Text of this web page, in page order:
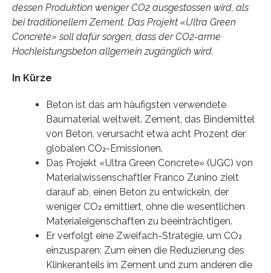
dessen Produktion weniger CO2 ausgestossen wird, als
bei traditionellem Zement. Das Projekt «Ultra Green
Concrete» soll dafür sorgen, dass der CO2-​arme
Hochleistungsbeton allgemein zugänglich wird.
In Kürze
Beton ist das am häufigsten verwendete
Baumaterial weltweit. Zement, das Bindemittel
von Beton, verursacht etwa acht Prozent der
globalen CO₂-Emissionen.
Das Projekt «Ultra Green Concrete» (UGC) von
Materialwissenschaftler Franco Zunino zielt
darauf ab, einen Beton zu entwickeln, der
weniger CO₂ emittiert, ohne die wesentlichen
Materialeigenschaften zu beeinträchtigen.
Er verfolgt eine Zweifach-​Strategie, um CO₂
einzusparen: Zum einen die Reduzierung des
Klinkeranteils im Zement und zum anderen die